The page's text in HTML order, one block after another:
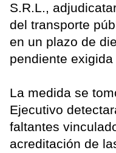
S.R.L.,
del transporte
en un plazo de
pendiente
La medida se
Ejecutivo
faltantes
acreditación de